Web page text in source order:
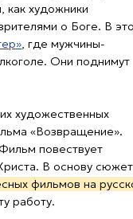
на русском
сил,